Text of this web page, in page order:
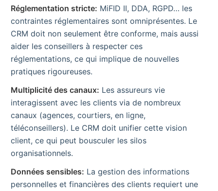
Réglementation stricte: MiFID II, DDA, RGPD… les
contraintes réglementaires sont omniprésentes. Le
CRM doit non seulement être conforme, mais aussi
aider les conseillers à respecter ces
réglementations, ce qui implique de nouvelles
pratiques rigoureuses.
Multiplicité des canaux: Les assureurs vie
interagissent avec les clients via de nombreux
canaux (agences, courtiers, en ligne,
téléconseillers). Le CRM doit unifier cette vision
client, ce qui peut bousculer les silos
organisationnels.
Données sensibles: La gestion des informations
personnelles et financières des clients requiert une